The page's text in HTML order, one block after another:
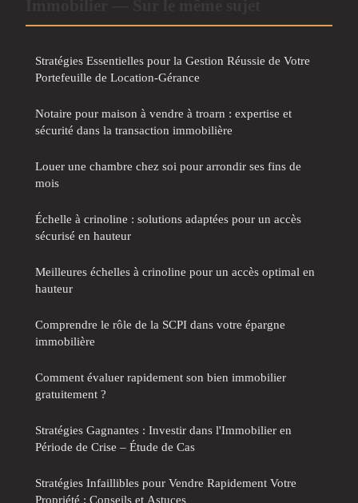
Stratégies Essentielles pour la Gestion Réussie de Votre
Portefeuille de Location-Gérance
Notaire pour maison à vendre à troarn : expertise et
sécurité dans la transaction immobilière
Louer une chambre chez soi pour arrondir ses fins de
mois
Échelle à crinoline : solutions adaptées pour un accès
sécurisé en hauteur
Meilleures échelles à crinoline pour un accès optimal en
hauteur
Comprendre le rôle de la SCPI dans votre épargne
immobilière
Comment évaluer rapidement son bien immobilier
gratuitement ?
Stratégies Gagnantes : Investir dans l'Immobilier en
Période de Crise – Étude de Cas
Stratégies Infaillibles pour Vendre Rapidement Votre
Propriété : Conseils et Astuces